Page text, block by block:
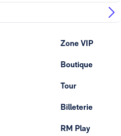
Zone VIP
Boutique
Tour
Billeterie
RM Play